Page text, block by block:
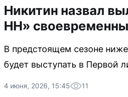
Никитин назвал
НН»
В предстоящем сезоне
будет выступать в Первой
4 июня, 2026, 15:45 11